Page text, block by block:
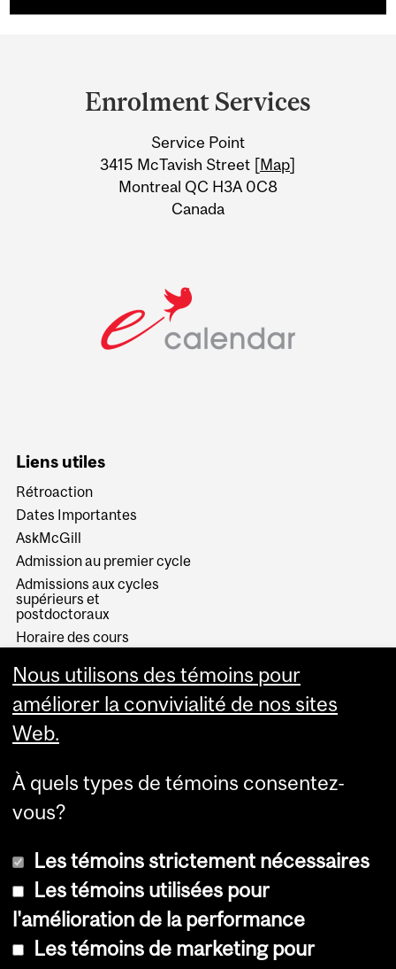
Information
Enrolment Services
Service Point
3415 McTavish Street [Map]
Montreal QC H3A 0C8
Canada
Liens utiles
Rétroaction
Dates Importantes
AskMcGill
Admission au premier cycle
Admissions aux cycles
supérieurs et
postdoctoraux
Horaire des cours
Services aux étudiants
© Université McGill, 2026
Nous utilisons des témoins pour
améliorer la convivialité de nos sites
Web.
À quels types de témoins consentez-
vous?
Les témoins strictement nécessaires
Les témoins utilisées pour
l'amélioration de la performance
Les témoins de marketing pour